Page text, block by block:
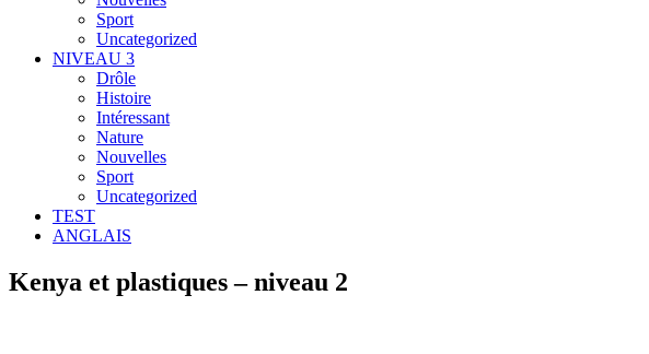
Sport
Uncategorized
NIVEAU 3
Drôle
Histoire
Intéressant
Nature
Nouvelles
Sport
Uncategorized
TEST
ANGLAIS
Kenya et plastiques – niveau 2